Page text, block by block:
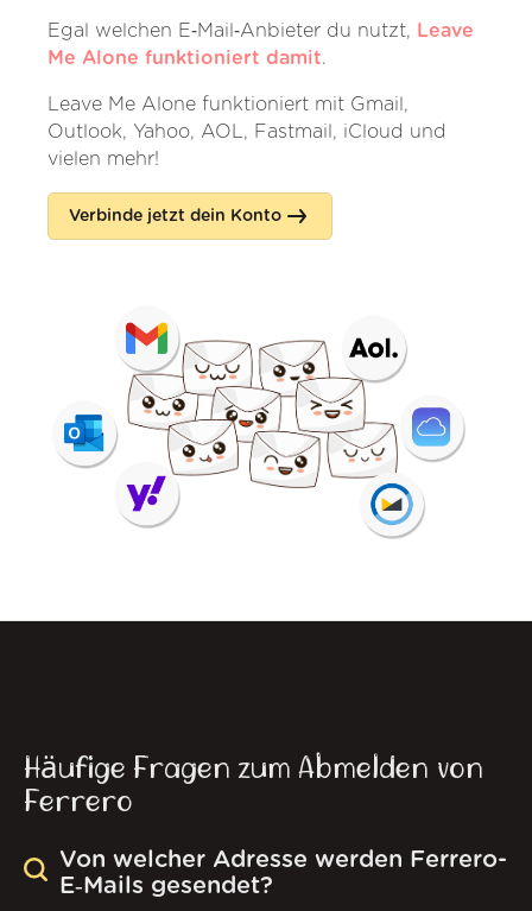
Egal welchen E‑Mail‑Anbieter du nutzt, Leave
Me Alone funktioniert damit.
Leave Me Alone funktioniert mit Gmail,
Outlook, Yahoo, AOL, Fastmail, iCloud und
vielen mehr!
Verbinde jetzt dein Konto
Häufige Fragen zum Abmelden von
Ferrero
Von welcher Adresse werden Ferrero-
E‑Mails gesendet?